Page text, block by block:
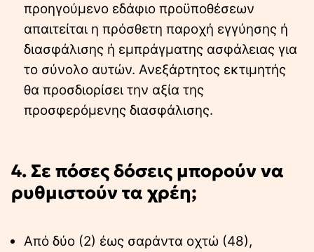
προηγούμενο εδάφιο προϋποθέσεων
απαιτείται η πρόσθετη παροχή εγγύησης ή
διασφάλισης ή εμπράγματης ασφάλειας για
το σύνολο αυτών. Ανεξάρτητος εκτιμητής
θα προσδιορίσει την αξία της
προσφερόμενης διασφάλισης.
4. Σε πόσες δόσεις μπορούν να
ρυθμιστούν τα χρέη;
Από δύο (2) έως σαράντα οχτώ (48),